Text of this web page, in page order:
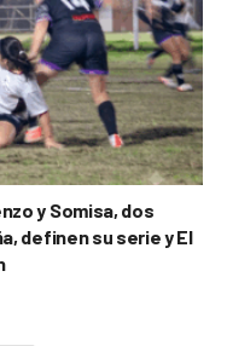
y Somisa, dos
definen su serie y El